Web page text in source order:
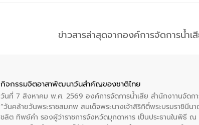
ข่าวสารล่าสุดจากองค์การจัดการน้ำเ
กิจกรรมจิตอาสาพัฒนาวันสําคัญของชาติไทย
วันที่ 7 สิงหาคม พ.ศ. 2569 องค์การจัดการน้ำเสีย สำนักงาานจัด
“วันคล้ายวันพระราชสมภพ สมเด็จพระนางเจ้าสิริกิติ์พระบรมราชิ
ชลิต ทิพย์คำ รองผู้ว่าราชการจังหวัดมุกดาหาร เป็นประธานในพิธี